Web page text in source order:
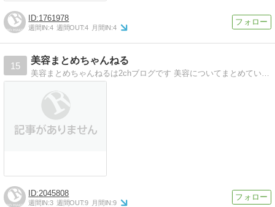
1761978
週間IN:4 週間OUT:4 月間IN:4
15
美容まとめちゃんねる
2045808
週間IN:3 週間OUT:9 月間IN:9